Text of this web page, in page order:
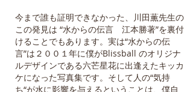
今まで誰も証明できなかった、川田薫先生の
この発見は “水からの伝言 江本勝著”を裏付
けることでもあります。実は“水からの伝
言”は２００１年に僕がBlissball のオリジナ
ルデザインである六芒星花に出逢えたキッカ
ケになった写真集です。そして人の“気持
ち“が水に影響を与えるということは、僕自